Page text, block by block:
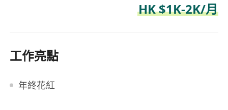
HK $1K-2K/月
工作亮點
年終花紅